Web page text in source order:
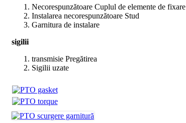
Necorespunzătoare Cuplul de elemente de fixare
Instalarea necorespunzătoare Stud
Garnitura de instalare
sigilii
transmisie Pregătirea
Sigilii uzate